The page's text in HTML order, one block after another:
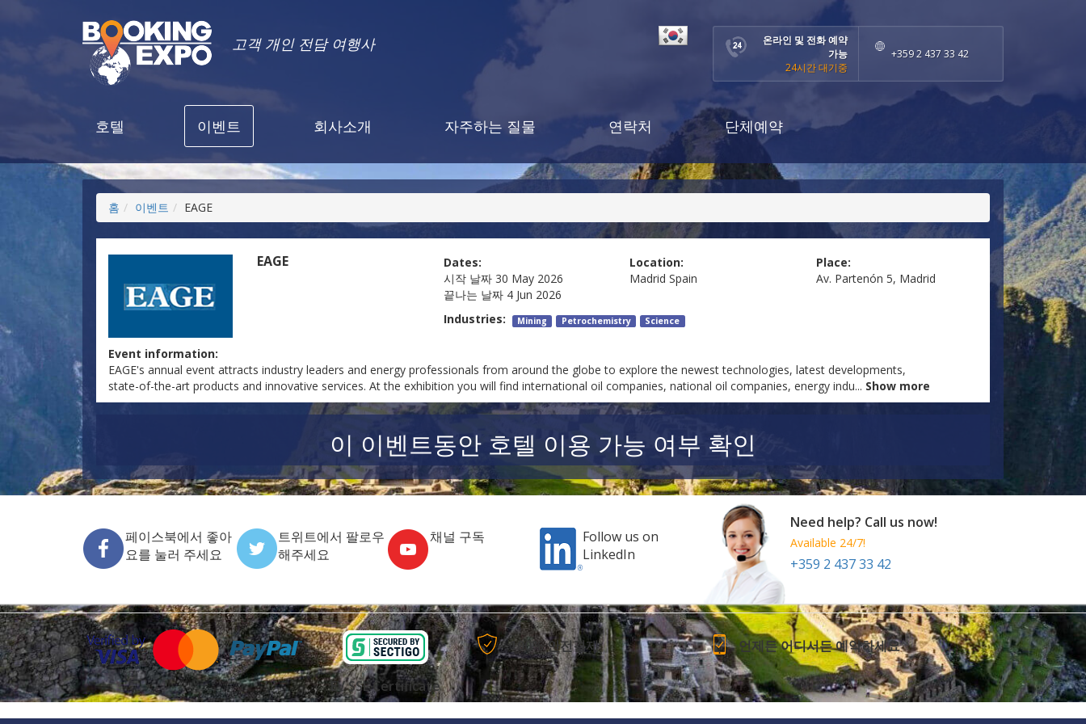
고객 개인 전담 여행사
온라인 및 전화 예약
가능
24시간 대기중
+359 2 437 33 42
호텔 이벤트 회사소개 자주하는 질물 연락처 단체예약
홈 이벤트 EAGE
EAGE
Dates:
시작 날짜 30 May 2026
끝나는 날짜 4 Jun 2026
Location:
Madrid Spain
Place:
Av. Partenón 5, Madrid
Industries: Mining Petrochemistry Science
Event information:
EAGE's annual event attracts industry leaders and energy professionals from around the globe to explore the newest technologies, latest developments,
state-of-the-art products and innovative services. At the exhibition you will find international oil companies, national oil companies, energy indu... Show more
이 이벤트동안 호텔 이용 가능 여부 확인
페이스북에서 좋아
요를 눌러 주세요
트위트에서 팔로우
해주세요
채널 구독
Follow us on
LinkedIn
Need help? Call us now!
Available 24/7!
+359 2 437 33 42
EV SSL Certificate
100% 안전결제 언제든 어디서든 예약하세요